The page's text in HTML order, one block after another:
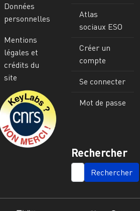
Données
personnelles
Mentions
légales et
crédits du
site
Image
Atlas
sociaux ESO
Créer un
compte
Se connecter
Mot de passe
Rechercher
SEARCH